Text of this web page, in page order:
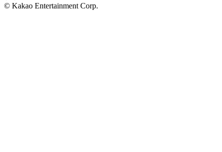
© Kakao Entertainment Corp.